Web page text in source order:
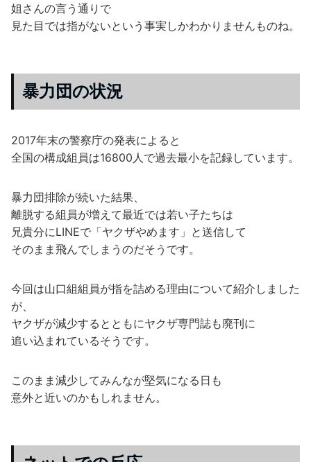
姐さんの言う通りで
見た目では指がないという事実しかわかりませんものね。
暴力団の状況
2017年末の警察庁の発表によると
全国の構成組員は16800人で過去最小を記録しています。
暴力団排除が続いた結果、
離脱する組員が増えて最近では若い子たちは
兄貴分にLINEで「ヤクザやめます」と送信して
そのまま飛んでしまうのだそうです。
今回は山口組組員が指を詰める理由について紹介しました
が、
ヤクザが減少するとともにヤクザ専門誌も廃刊に
追い込まれているそうです。
このまま減少してみんなが堅気になる日も
意外と近いのかもしれません。